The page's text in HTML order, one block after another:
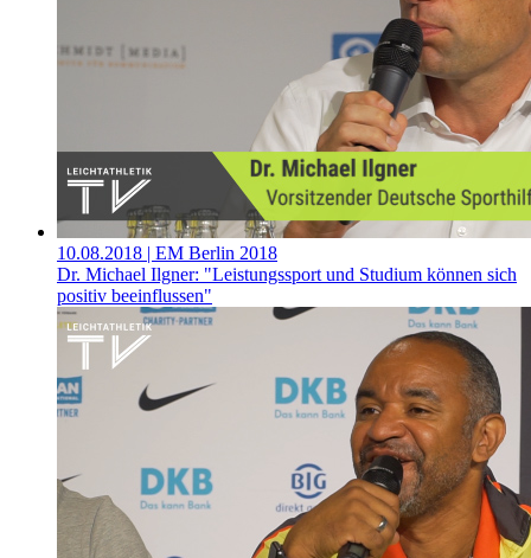
10.08.2018 | EM Berlin 2018
Dr. Michael Ilgner: "Leistungssport und Studium können sich
positiv beeinflussen"